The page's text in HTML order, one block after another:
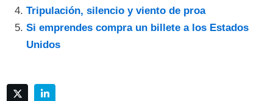
Tripulación, silencio y viento de proa
Si emprendes compra un billete a los Estados
Unidos